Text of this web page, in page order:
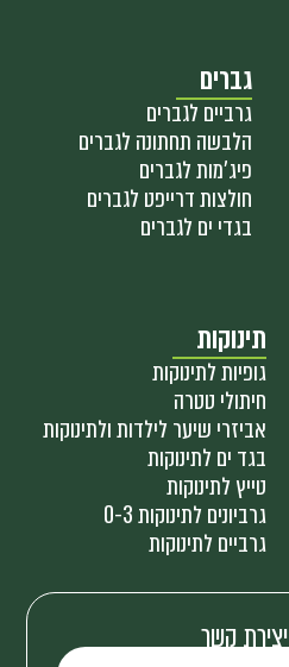
גברים
גרביים לגברים
הלבשה תחתונה לגברים
פיג'מות לגברים
חולצות דרייפט לגברים
בגדי ים לגברים
תינוקות
גופיות לתינוקות
חיתולי טטרה
אביזרי שיער לילדות ולתינוקות
בגד ים לתינוקות
טייץ לתינוקות
גרביונים לתינוקות 0-3
גרביים לתינוקות
יצירת קשר